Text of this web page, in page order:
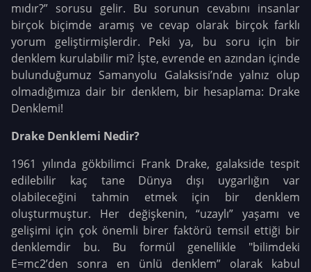
mıdır?” sorusu gelir. Bu sorunun cevabını insanlar
birçok biçimde aramış ve cevap olarak birçok farklı
yorum geliştirmişlerdir. Peki ya, bu soru için bir
denklem kurulabilir mi? İşte, evrende en azından içinde
bulunduğumuz Samanyolu Galaksisi’nde yalnız olup
olmadığımıza dair bir denklem, bir hesaplama: Drake
Denklemi!
Drake Denklemi Nedir?
1961 yılında gökbilimci Frank Drake, galakside tespit
edilebilir kaç tane Dünya dışı uygarlığın var
olabileceğini tahmin etmek için bir denklem
oluşturmuştur. Her değişkenin, “uzaylı” yaşamı ve
gelişimi için çok önemli birer faktörü temsil ettiği bir
denklemdir bu. Bu formül genellikle "bilimdeki
E=mc2’den sonra en ünlü denklem” olarak kabul